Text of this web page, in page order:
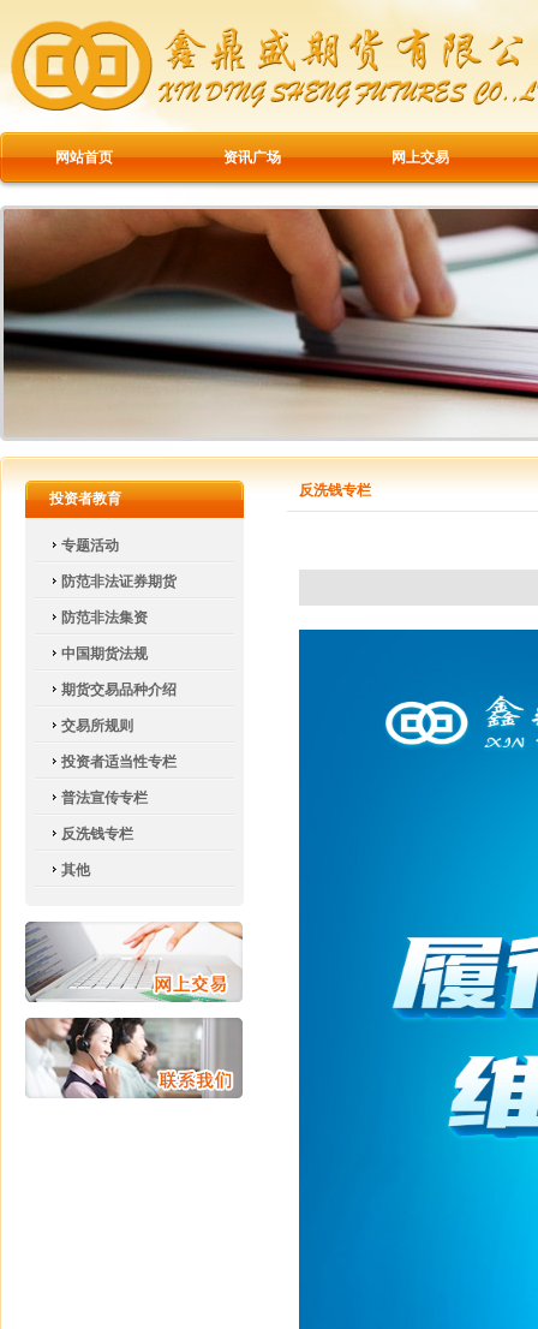
网站首页 资讯广场 网上交易
投资者教育
专题活动
防范非法证券期货
防范非法集资
中国期货法规
期货交易品种介绍
交易所规则
投资者适当性专栏
普法宣传专栏
反洗钱专栏
其他
反洗钱专栏